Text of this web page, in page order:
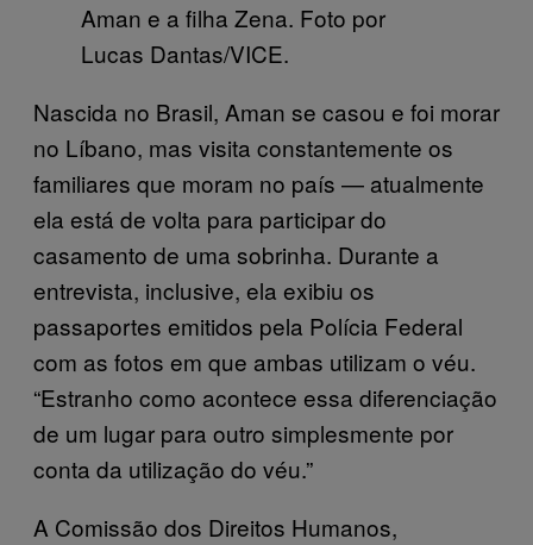
Aman e a filha Zena. Foto por
Lucas Dantas/VICE.
Nascida no Brasil, Aman se casou e foi morar
no Líbano, mas visita constantemente os
familiares que moram no país — atualmente
ela está de volta para participar do
casamento de uma sobrinha. Durante a
entrevista, inclusive, ela exibiu os
passaportes emitidos pela Polícia Federal
com as fotos em que ambas utilizam o véu.
“Estranho como acontece essa diferenciação
de um lugar para outro simplesmente por
conta da utilização do véu.”
A Comissão dos Direitos Humanos,